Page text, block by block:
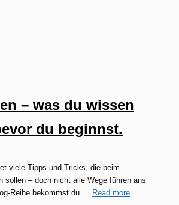
– was du wissen
du beginnst.
viele Tipps und Tricks, die beim
sollen – doch nicht alle Wege führen ans
Reihe bekommst du … Read more